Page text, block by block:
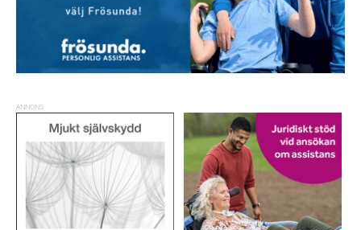
ANNONS